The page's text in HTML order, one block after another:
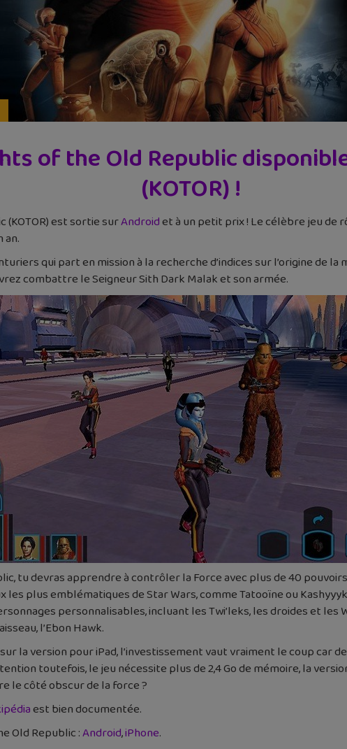
of the Old Republic
(KOTOR) !
(KOTOR) est sortie surAndroidet à un petit prix ! Le célèbre jeu de
an.
qui part en mission à la recherche d’indices sur l’origine de
combattre le Seigneur Sith Dark Malak et son armée.
tu devras apprendre à contrôler la Force avec plus de 40
plus emblématiques de Star Wars, comme Tatooïne ou
personnalisables, incluant les Twi’leks, les droides et les
l’Ebon Hawk.
la version pour iPad, l’investissement vaut vraiment le coup car
toutefois, le jeu nécessite plus de 2,4 Go de mémoire, la
le côté obscur de la force ?
est bien documentée.
Old Republic :Android,iPhone.